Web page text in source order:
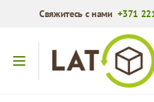
Свяжитесь с нами+371
Перейти к содержимому